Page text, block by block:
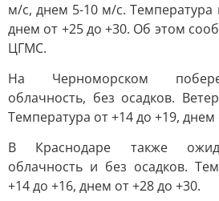
м/с, днем 5-10 м/с. Температура
днем от +25 до +30. Об этом
ЦГМС.
На Черноморском
облачность, без осадков.
Температура от +14 до +19, днем
В Краснодаре также
облачность и без осадков.
+14 до +16, днем от +28 до +30.